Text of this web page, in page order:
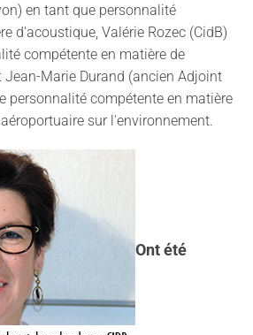
en tant que personnalité
d'acoustique, Valérie Rozec (CidB)
compétente en matière de
Jean-Marie Durand (ancien Adjoint
personnalité compétente en matière
sur l'environnement.
Ont été